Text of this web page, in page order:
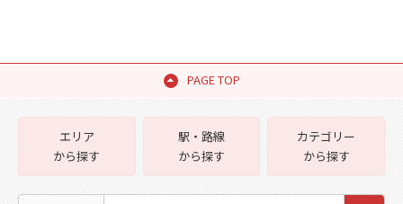
PAGE TOP
エリア
から探す
駅・路線
から探す
カテゴリー
から探す